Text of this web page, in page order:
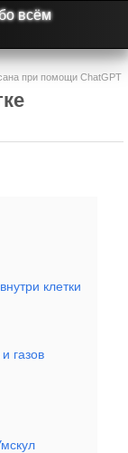
всём
при помощи ChatGPT
клетки
газов